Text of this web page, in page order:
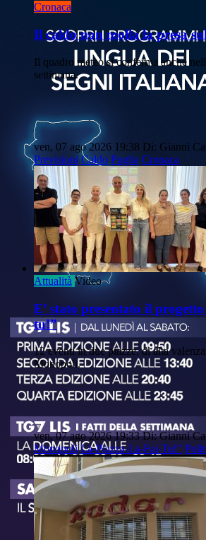
Cronaca
Il caldo non molla la presa
Il quadro meteo si conferma anche
settimana.
ven, 07 ago 2026 19:38 Di: Gianni
Previsioni Caldo Puglia Cronaca
Attualità Video
E’ stato presentato il
tu!”
12 eventi in due piazze, di alta
Monopoli.
ven, 07 ago 2026 19:33 Di: Gianni
Monopoli La-Piazza-La-Fai-Tu!”